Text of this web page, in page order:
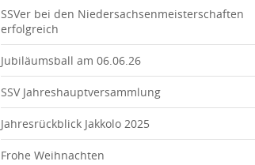
SSVer bei den Niedersachsenmeisterschaften
erfolgreich
Jubiläumsball am 06.06.26
SSV Jahreshauptversammlung
Jahresrückblick Jakkolo 2025
Frohe Weihnachten